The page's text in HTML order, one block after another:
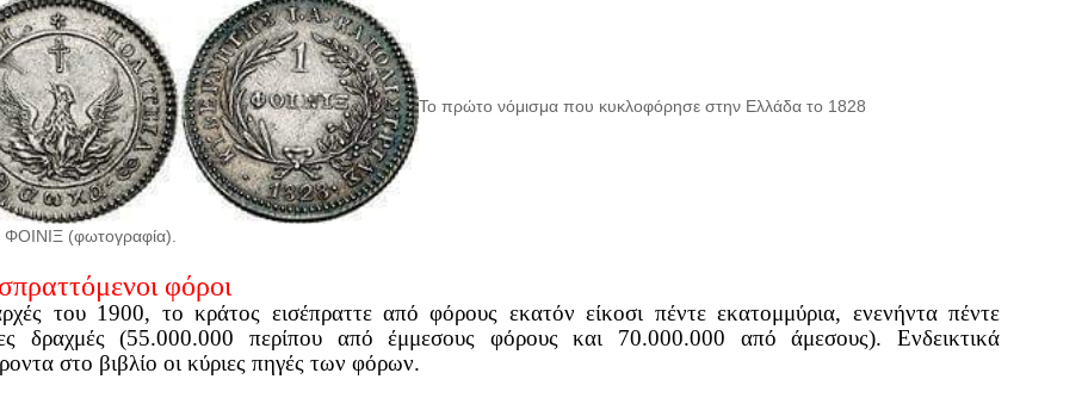
Το πρώτο νόμισμα που κυκλοφόρησε στην Ελλάδα το 1828
ΦΟΙΝΙΞ (φωτογραφία).
φόροι
του 1900, το κράτος εισέπραττε από φόρους εκατόν είκοσι πέντε εκατομμύρια, ενενήντα πέντε
δραχμές (55.000.000 περίπου από έμμεσους φόρους και 70.000.000 από άμεσους). Ενδεικτικά
στο βιβλίο οι κύριες πηγές των φόρων.